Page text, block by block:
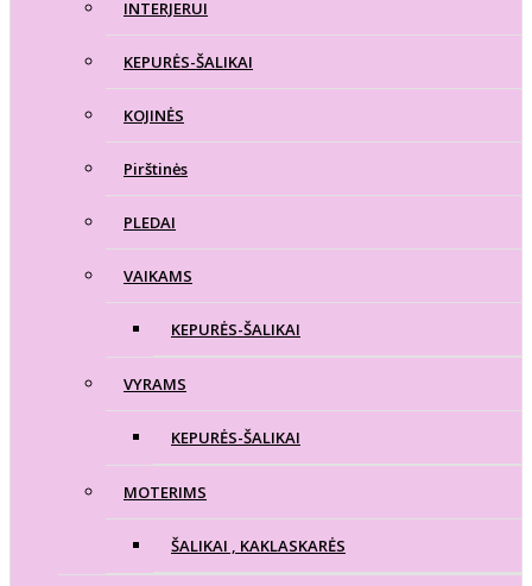
INTERJERUI
KEPURĖS-ŠALIKAI
KOJINĖS
Pirštinės
PLEDAI
VAIKAMS
KEPURĖS-ŠALIKAI
VYRAMS
KEPURĖS-ŠALIKAI
MOTERIMS
ŠALIKAI , KAKLASKARĖS